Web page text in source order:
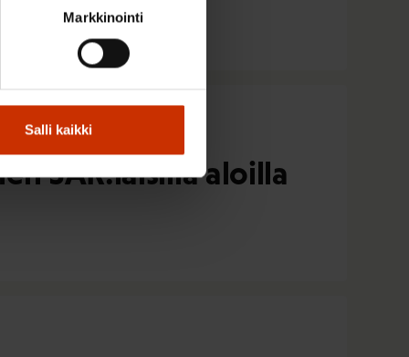
Markkinointi
Salli kaikki
SAK:laisilla aloilla